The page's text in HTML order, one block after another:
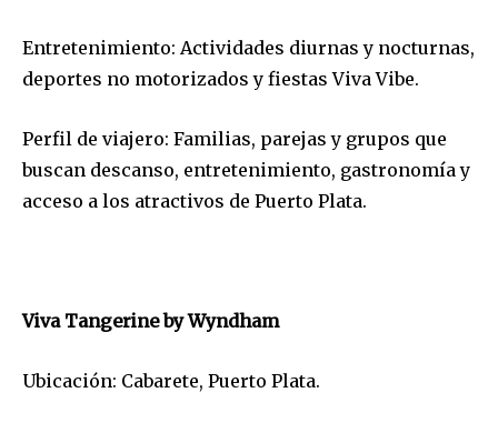
Entretenimiento: Actividades diurnas y nocturnas,
deportes no motorizados y fiestas Viva Vibe.
Perfil de viajero: Familias, parejas y grupos que
buscan descanso, entretenimiento, gastronomía y
acceso a los atractivos de Puerto Plata.
Viva Tangerine by Wyndham
Ubicación: Cabarete, Puerto Plata.